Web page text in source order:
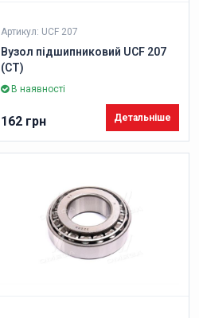
Артикул: UCF 207
Вузол підшипниковий UCF 207
(CT)
В наявності
162 грн Детальніше